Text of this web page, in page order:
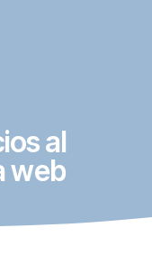
al
web